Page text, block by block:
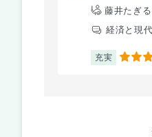
藤井たぎ
経済と現
充実 5